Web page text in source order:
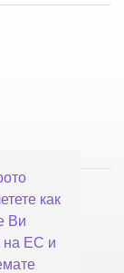
как
Ви
на ЕС и